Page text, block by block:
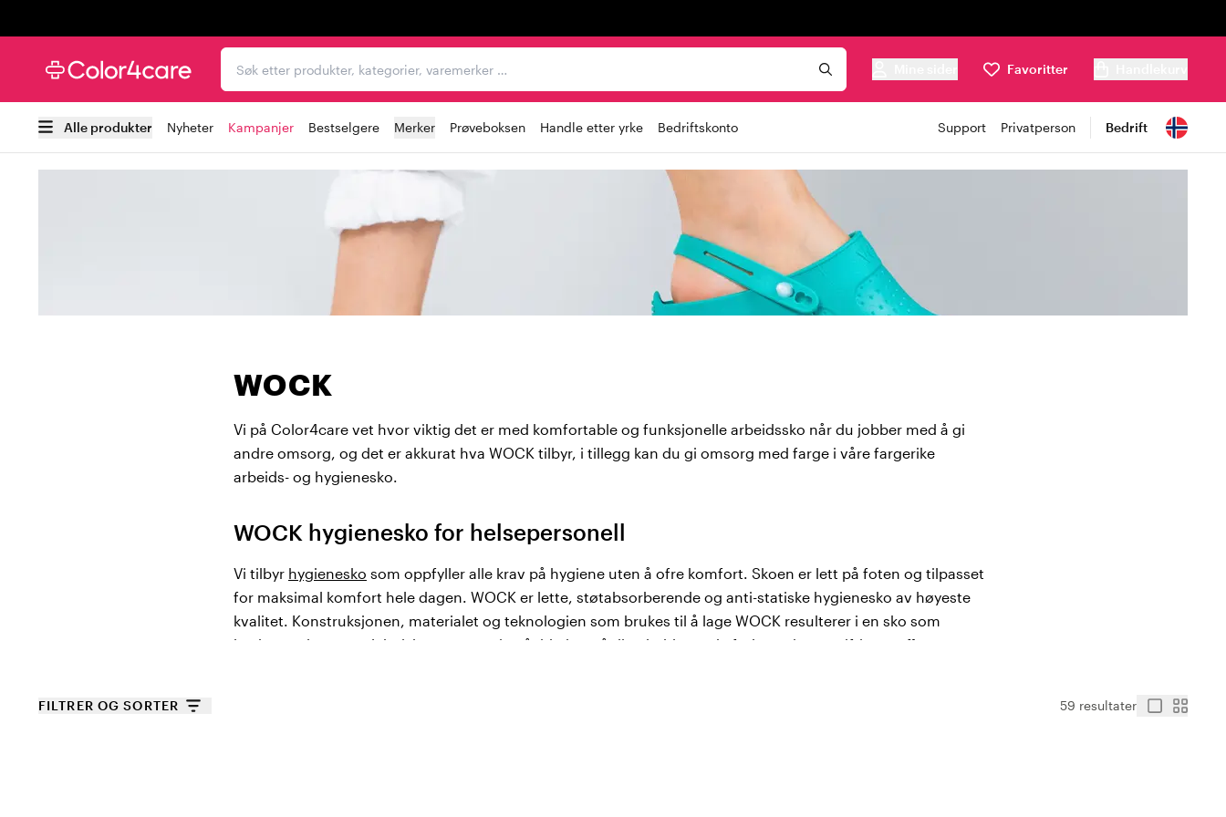
Søk etter produkter, kategorier, varemerker …
Favoritter
Alle produkter Nyheter Kampanjer Bestselgere Merker Prøveboksen Handle etter yrke Bedriftskonto Support Privatperson Bedrift
WOCK
Vi på Color4care vet hvor viktig det er med komfortable og funksjonelle arbeidssko når du jobber med å gi
andre omsorg, og det er akkurat hva WOCK tilbyr, i tillegg kan du gi omsorg med farge i våre fargerike
arbeids- og hygienesko.
WOCK hygienesko for helsepersonell
Vi tilbyr hygienesko som oppfyller alle krav på hygiene uten å ofre komfort. Skoen er lett på foten og tilpasset
for maksimal komfort hele dagen. WOCK er lette, støtabsorberende og anti-statiske hygienesko av høyeste
kvalitet. Konstruksjonen, materialet og teknologien som brukes til å lage WOCK resulterer i en sko som
beskytter deg mot elektrisk støt, negativ påvirkning på dine ledd , væskeforbrenninger, giftige stoffer og
FILTRER OG SORTER 59 resultater